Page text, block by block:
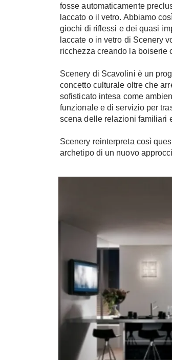
fosse automaticamente
laccato o il vetro. Abbiamo
giochi di riflessi e dei quasi
laccate o in vetro di Scenery
ricchezza creando la boiserie
Scenery di Scavolini è un
concetto culturale oltre che
sofisticato intesa come
funzionale e di servizio per
scena delle relazioni familiari
Scenery reinterpreta così
archetipo di un nuovo